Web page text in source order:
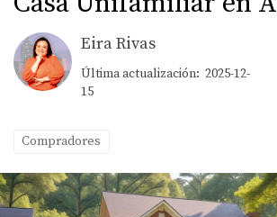
Eira Rivas
Última actualización: 2025-12-
15
Compradores